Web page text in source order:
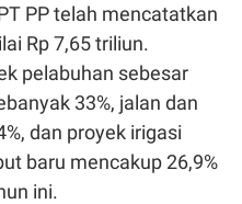
PP telah mencatatkan
Rp 7,65 triliun.
pelabuhan sebesar
33%, jalan dan
dan proyek irigasi
baru mencakup 26,9%
ini.